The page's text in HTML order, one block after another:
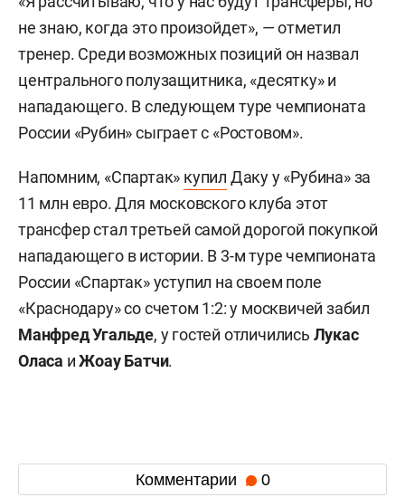
не знаю, когда это произойдет», — отметил
тренер. Среди возможных позиций он назвал
центрального полузащитника, «десятку» и
нападающего. В следующем туре чемпионата
России «Рубин» сыграет с «Ростовом».
Напомним, «Спартак» купил Даку у «Рубина» за
11 млн евро. Для московского клуба этот
трансфер стал третьей самой дорогой покупкой
нападающего в истории. В 3-м туре чемпионата
России «Спартак» уступил на своем поле
«Краснодару» со счетом 1:2: у москвичей забил
Манфред Угальде, у гостей отличились Лукас
Оласа иЖоау Батчи.
Комментарии 0